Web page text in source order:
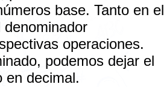
base. Tanto en el
operaciones.
podemos dejar el
en decimal.